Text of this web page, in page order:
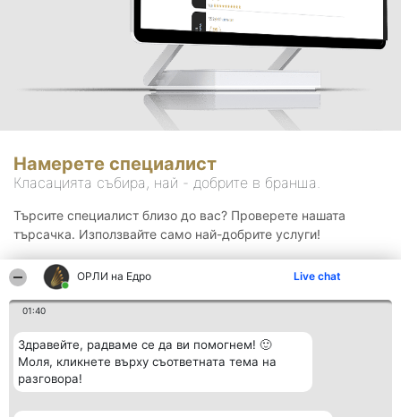
ОРЛИ на Едро Live chat
01:40
Здравейте, радваме се да ви помогнем! 🙂
Моля, кликнете върху съответната тема на
разговора!
Намерете специалист
Класацията събира, най - добрите в бранша.
Търсите специалист близо до вас? Проверете нашата
търсачка. Използвайте само най-добрите услуги!